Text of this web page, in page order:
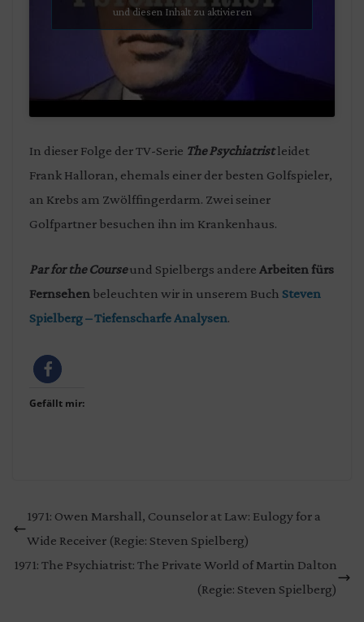
und diesen Inhalt zu aktivieren
In dieser Folge der TV-Serie The Psychiatristleidet
Frank Halloran, ehemals einer der besten Golfspieler,
an Krebs am Zwölffingerdarm. Zwei seiner
Golfpartner besuchen ihn im Krankenhaus.
Par for the Courseund Spielbergs andere Arbeiten fürs
Fernsehen beleuchten wir in unserem Buch Steven
Spielberg – Tiefenscharfe Analysen.
Gefällt mir:
1971: Owen Marshall, Counselor at Law: Eulogy for a
Wide Receiver (Regie: Steven Spielberg)
1971: The Psychiatrist: The Private World of Martin Dalton
(Regie: Steven Spielberg)